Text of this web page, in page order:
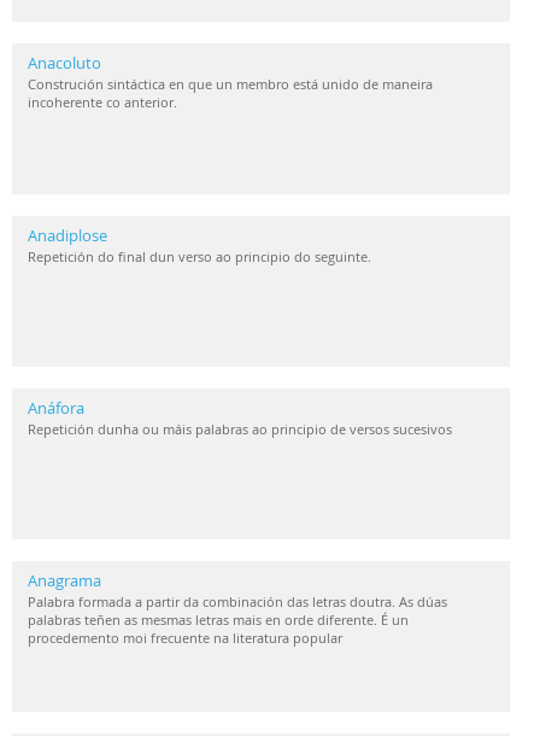
Anacoluto
Construción sintáctica en que un membro está unido de maneira
incoherente co anterior.
Anadiplose
Repetición do final dun verso ao principio do seguinte.
Anáfora
Repetición dunha ou máis palabras ao principio de versos sucesivos
Anagrama
Palabra formada a partir da combinación das letras doutra. As dúas
palabras teñen as mesmas letras mais en orde diferente. É un
procedemento moi frecuente na literatura popular